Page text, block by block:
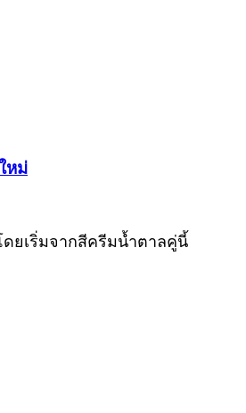
หม่
ดยเริ่มจากสีครีมน้ำตาลคู่นี้